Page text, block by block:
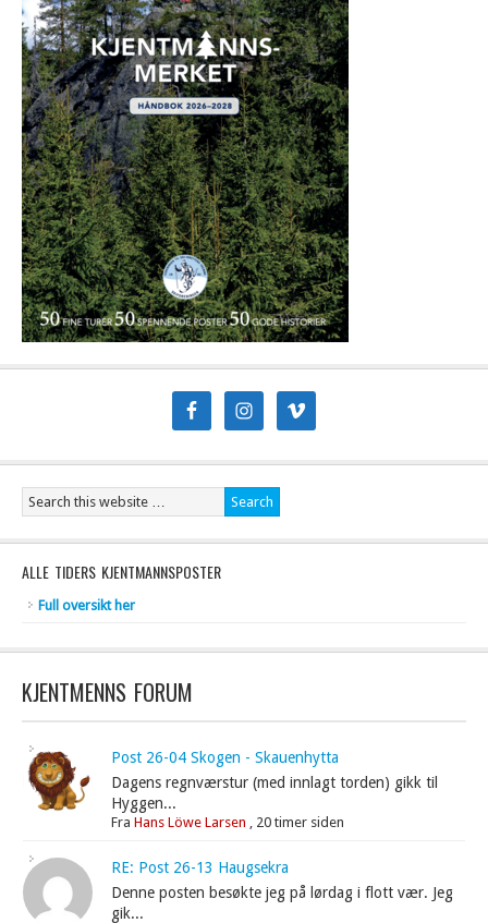
ALLE TIDERS KJENTMANNSPOSTER
Full oversikt her
KJENTMENNS FORUM
Post 26-04 Skogen - Skauenhytta
Dagens regnværstur (med innlagt torden) gikk til
Hyggen...
FraHans Löwe Larsen , 20 timer siden
RE: Post 26-13 Haugsekra
Denne posten besøkte jeg på lørdag i flott vær. Jeg
gik...